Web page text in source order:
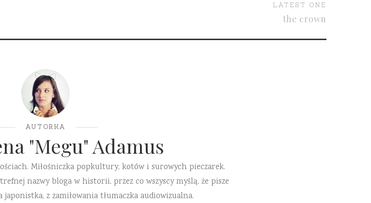
LATEST ONE
the crown
AUTORKA
"Megu" Adamus
Miłośniczka popkultury, kotów i surowych pieczarek.
nazwy bloga w historii, przez co wszyscy myślą, że pisze
japonistka, z zamiłowania tłumaczka audiowizualna.